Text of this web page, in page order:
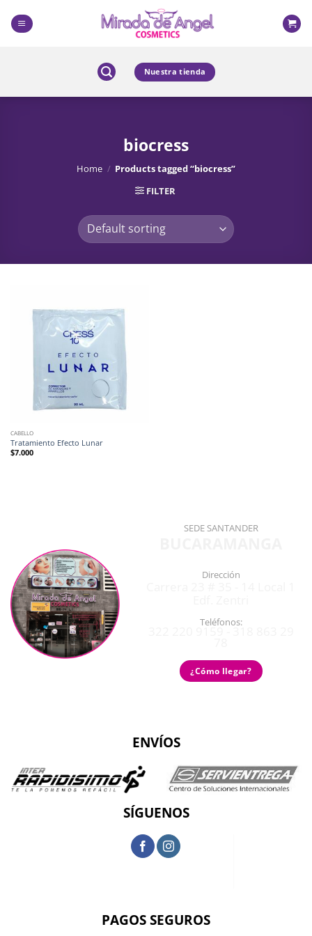
content
Nuestra tienda
biocress
Home / Products tagged “biocress”
FILTER
CABELLO
Tratamiento Efecto Lunar
$7.000
SEDE SANTANDER
Dirección
Teléfonos:
¿Cómo llegar?
ENVÍOS
SÍGUENOS
PAGOS SEGUROS